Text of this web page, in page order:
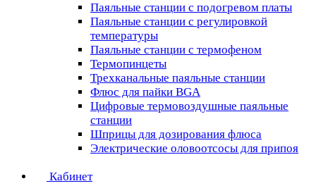
Паяльные станции с подогревом платы
Паяльные станции с регулировкой
температуры
Паяльные станции с термофеном
Термопинцеты
Трехканальные паяльные станции
Флюс для пайки BGA
Цифровые термовоздушные паяльные
станции
Шприцы для дозирования флюса
Электрические оловоотсосы для припоя
Кабинет